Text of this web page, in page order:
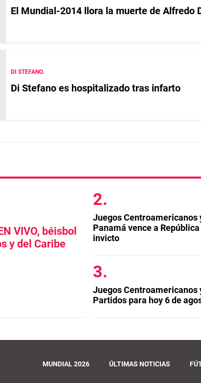
El Mundial-2014 llora la muerte de Alfredo
DI STEFANO.
Di Stefano es hospitalizado tras infarto
VIVO, béisbol
y del Caribe
Juegos Centroamericanos
Panamá vence a
invicto
Juegos Centroamericanos
Partidos para hoy 6 de
MUNDIAL 2026 ÚLTIMAS NOTICIAS